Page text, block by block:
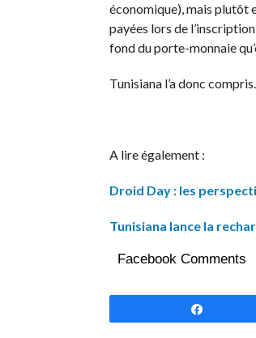
économique), mais plutôt
payées lors de
fond du porte-monnaie
Tunisiana l’a donc
A lire également :
Droid Day : les
Tunisiana lance la
Facebook Comments